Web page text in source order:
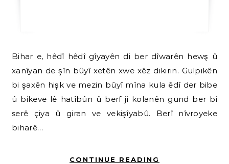
Bihar e, hêdî hêdî gîyayên di ber dîwarên hewş û
xanîyan de şîn bûyî xetên xwe xêz dikirin. Gulpikên
bi şaxên hişk ve mezin bûyî mîna kula êdî der bibe
û bikeve lê hatîbûn û berf ji kolanên gund ber bi
serê çiya û giran ve vekişîyabû. Berî nîvroyeke
biharê…
CONTINUE READING